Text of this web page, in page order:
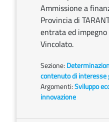
Ammissione a
Provincia di
entrata ed
Vincolato.
Sezione:
contenuto di interesse
Argomenti:Sviluppo
innovazione